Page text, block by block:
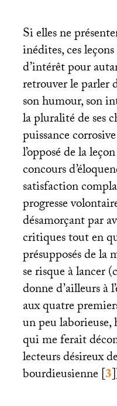
Si elles ne
inédites, ces
d’intérêt pour
retrouver le parler
son humour, son
la pluralité de ses
puissance
l’opposé de la
concours
satisfaction
progresse
désamorçant par
critiques tout en
présupposés de
se risque à lancer
donne d’ailleurs à
aux quatre
un peu
qui me ferait
lecteurs désireux
bourdieusienne[3]